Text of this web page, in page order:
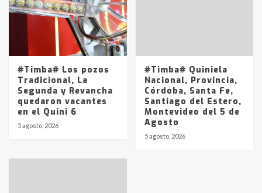
#Timba# Los pozos
Tradicional, La
Segunda y Revancha
quedaron vacantes
en el Quini 6
5 agosto, 2026
#Timba# Quiniela
Nacional, Provincia,
Córdoba, Santa Fe,
Santiago del Estero,
Montevideo del 5 de
Agosto
5 agosto, 2026